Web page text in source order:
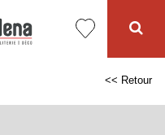
<< Retour